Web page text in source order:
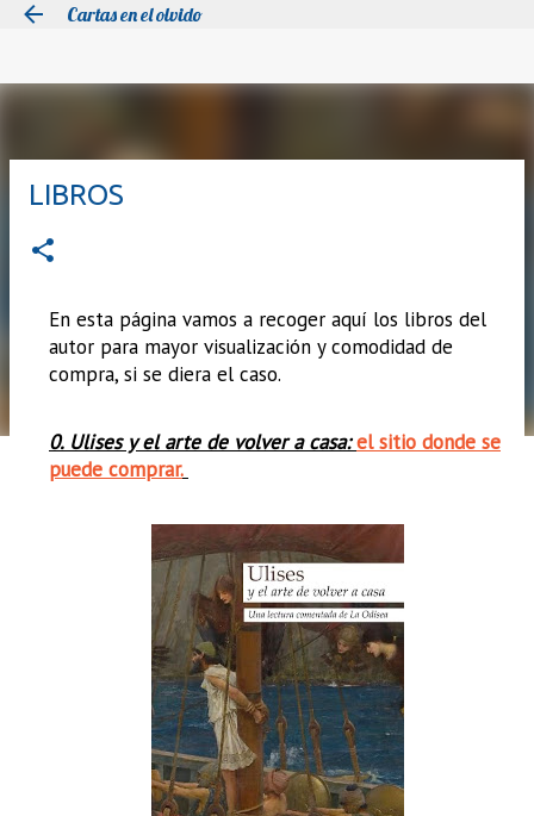
Cartas en el olvido
LIBROS
En esta página vamos a recoger aquí los libros del
autor para mayor visualización y comodidad de
compra, si se diera el caso.
0. Ulises y el arte de volver a casa:el sitio donde se
puede comprar.